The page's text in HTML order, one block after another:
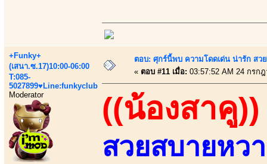
+Funky+
(เสนา.ซ.17)10:00-06:00
T:085-
5027899♥Line:funkyclub
Moderator
ตอบ: ศุกร์นี้พบ ความโดดเด่น น่ารัก สว
« ตอบ #11 เมื่อ: 03:57:52 AM 24 กรก
((น้องสาคู))
สวยสบายหว